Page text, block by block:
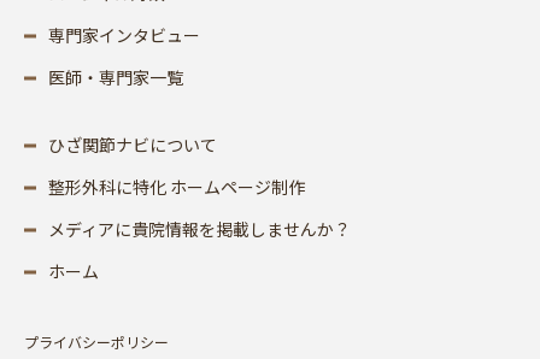
専門家インタビュー
医師・専門家一覧
ひざ関節ナビについて
整形外科に特化 ホームページ制作
メディアに貴院情報を掲載しませんか？
ホーム
プライバシーポリシー